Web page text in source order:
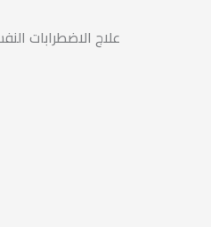
علاج الاضطرابات